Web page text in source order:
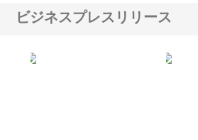
ビジネスプレスリリース